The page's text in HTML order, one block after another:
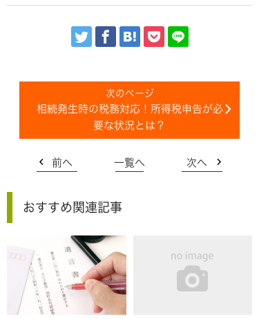
相続発生時の税務対応！所得税申告が必
要な状況とは？
前へ 一覧へ 次へ
おすすめ関連記事